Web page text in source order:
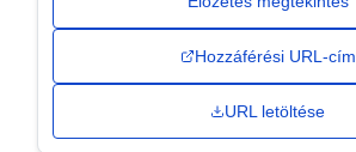
Hozzáférési URL-cím
URL letöltése